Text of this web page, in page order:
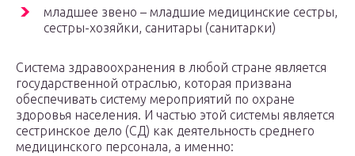
младшее звено – младшие медицинские сестры,
сестры-хозяйки, санитары (санитарки)
Система здравоохранения в любой стране является
государственной отраслью, которая призвана
обеспечивать систему мероприятий по охране
здоровья населения. И частью этой системы является
сестринское дело (СД) как деятельность среднего
медицинского персонала, а именно: